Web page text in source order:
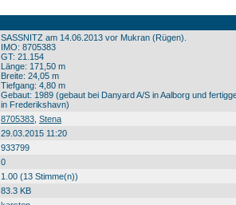
SASSNITZ am 14.06.2013 vor Mukran (Rügen).
IMO: 8705383
GT: 21.154
Länge: 171,50 m
Breite: 24,05 m
Tiefgang: 4,80 m
Gebaut: 1989 (gebaut bei Danyard A/S in Aalborg und
in Frederikshavn)
8705383 Stena
29.03.2015 11:20
933799
0
1.00 (13 Stimme(n))
83.3 KB